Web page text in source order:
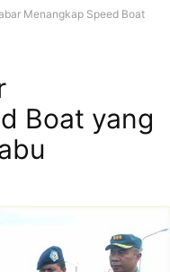
Menangkap Speed Boat
Boat yang